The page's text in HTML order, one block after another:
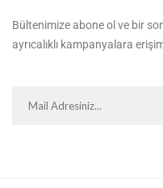
Bültenimize abone ol ve bir
ayrıcalıklı kampanyalara